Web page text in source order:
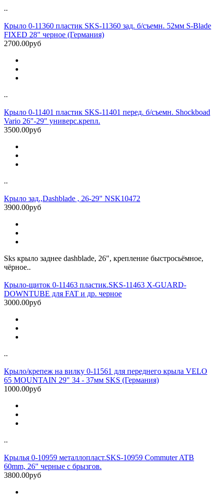
..
Крыло 0-11360 пластик SKS-11360 зад. б/съемн. 52мм S-Blade
FIXED 28" черное (Германия)
2700.00руб
..
Крыло 0-11401 пластик SKS-11401 перед. б/съемн. Shockboad
Vario 26"-29" универс.крепл.
3500.00руб
..
Крыло зад.,Dashblade , 26-29" NSK10472
3900.00руб
Sks крыло заднее dashblade, 26", крепление быстросьёмное,
чёрное..
Крыло-щиток 0-11463 пластик.SKS-11463 X-GUARD-
DOWNTUBE для FAT и др. черное
3000.00руб
..
Крыло/крепеж на вилку 0-11561 для переднего крыла VELO
65 MOUNTAIN 29" 34 - 37мм SKS (Германия)
1000.00руб
..
Крылья 0-10959 металлопласт.SKS-10959 Commuter ATB
60mm, 26" черные с брызгов.
3800.00руб